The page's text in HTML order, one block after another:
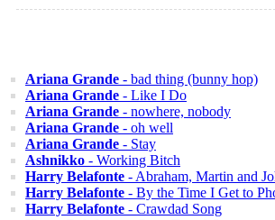
Ariana Grande - bad thing (bunny hop)
Ariana Grande - Like I Do
Ariana Grande - nowhere, nobody
Ariana Grande - oh well
Ariana Grande - Stay
Ashnikko - Working Bitch
Harry Belafonte - Abraham, Martin and
Harry Belafonte - By the Time I Get to
Harry Belafonte - Crawdad Song